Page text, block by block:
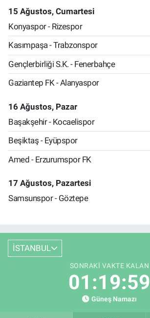
15 Ağustos, Cumartesi
Konyaspor - Rizespor
Kasımpaşa - Trabzonspor
Gençlerbirliği S.K. - Fenerbahçe
Gaziantep FK - Alanyaspor
16 Ağustos, Pazar
Başakşehir - Kocaelispor
Beşiktaş - Eyüpspor
Amed - Erzurumspor FK
17 Ağustos, Pazartesi
Samsunspor - Göztepe
İSTANBUL
SONRAKI VAKTE KALAN
01:19:58
Güneş Namazı